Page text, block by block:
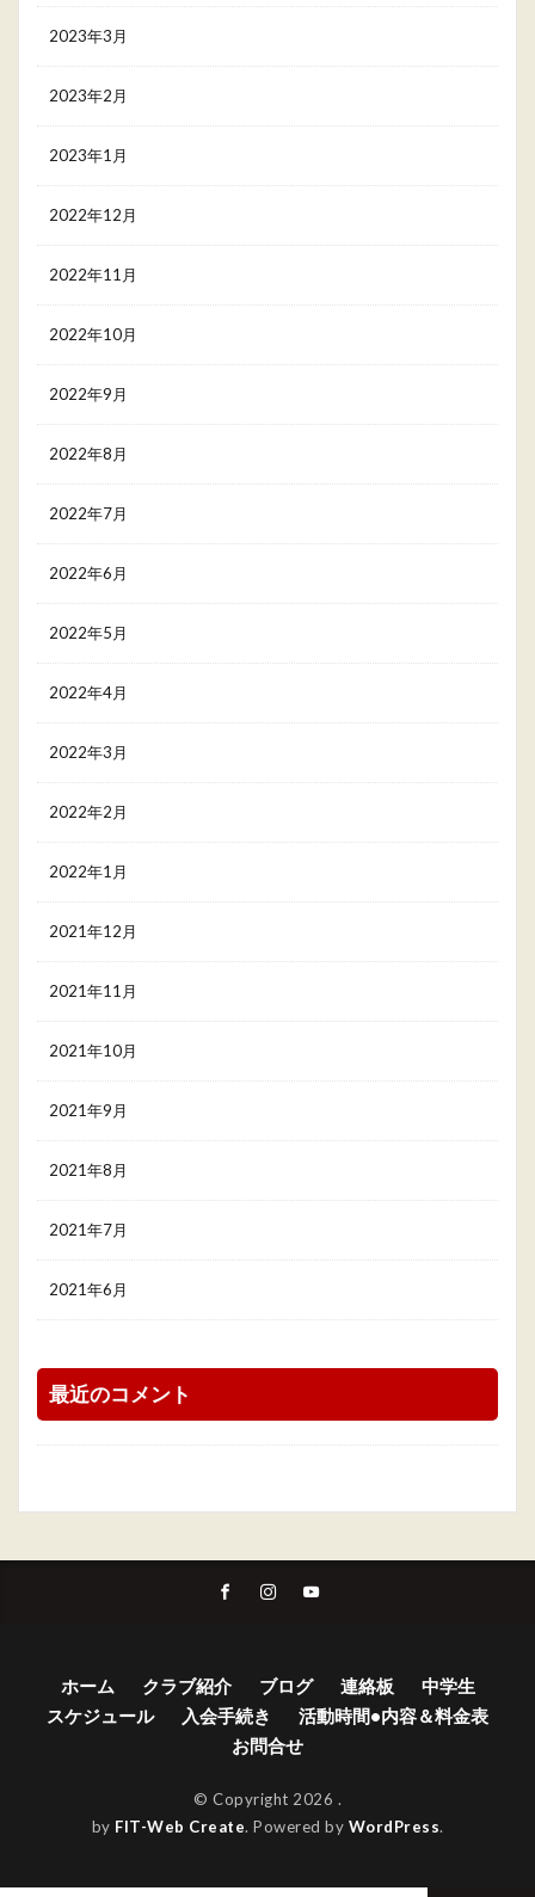
2023年3月
2023年2月
2023年1月
2022年12月
2022年11月
2022年10月
2022年9月
2022年8月
2022年7月
2022年6月
2022年5月
2022年4月
2022年3月
2022年2月
2022年1月
2021年12月
2021年11月
2021年10月
2021年9月
2021年8月
2021年7月
2021年6月
最近のコメント
ホーム クラブ紹介 ブログ 連絡板
中学生
スケジュール
入会手続き
活動時間•内容＆料金表
お問合せ
© Copyright 2026 .
by FIT-Web Create. Powered by WordPress.